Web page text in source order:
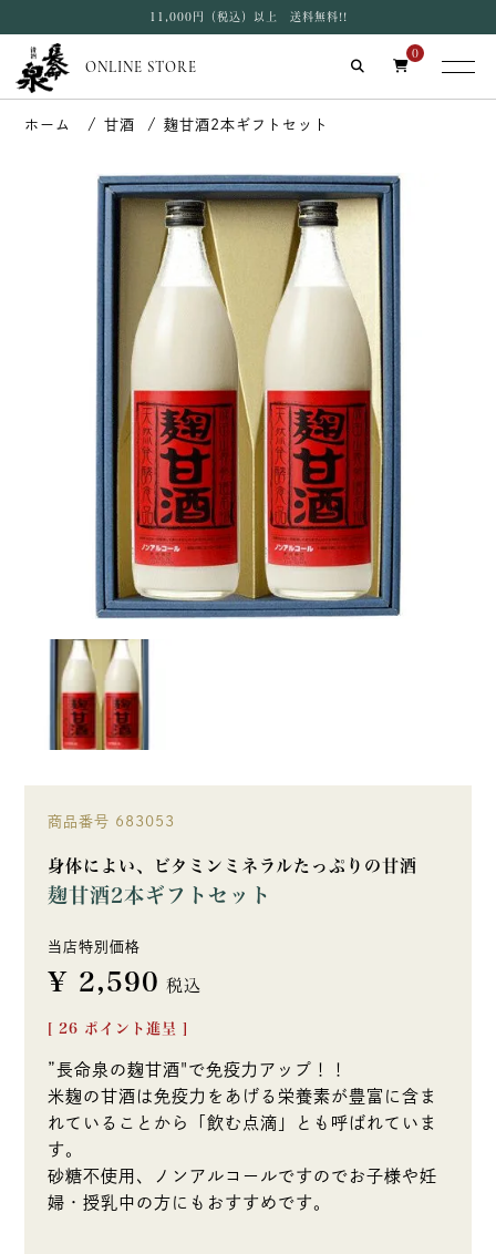
11,000円（税込）以上 送料無料!!
ONLINE STORE
0
甘酒 麹甘酒2本ギフトセット
商品番号 683053
身体によい、ビタミンミネラルたっぷりの甘酒
麹甘酒2本ギフトセット
当店特別価格
¥ 2,590 税込
26 ポイント進呈 ]
”長命泉の麹甘酒"で免疫力アップ！！
米麹の甘酒は免疫力をあげる栄養素が豊富に含ま
れていることから「飲む点滴」とも呼ばれていま
す。
砂糖不使用、ノンアルコールですのでお子様や妊
婦・授乳中の方にもおすすめです。